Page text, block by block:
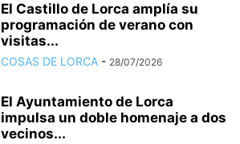
El Castillo de Lorca amplía su
programación de verano con
visitas...
COSAS DE LORCA - 28/07/2026
El Ayuntamiento de Lorca
impulsa un doble homenaje a dos
vecinos...